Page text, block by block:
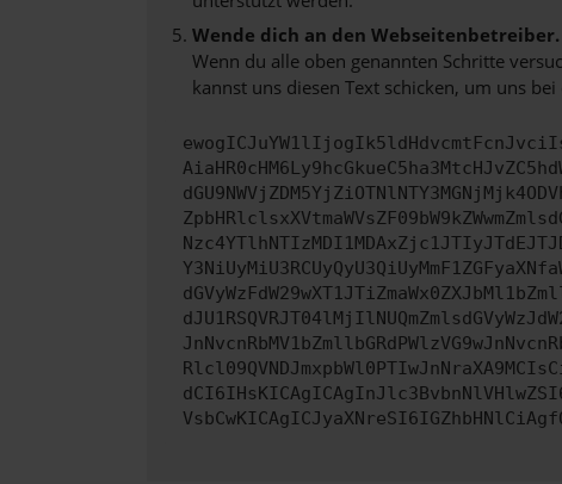
Wende dich an den Webseitenbetreiber.
Wenn du alle oben genannten Schritte
kannst uns diesen Text schicken, um uns